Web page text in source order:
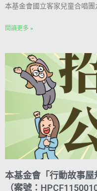
本基金會國立客家兒童合唱
閱讀更多 »
本基金會「行動故事
（案號：